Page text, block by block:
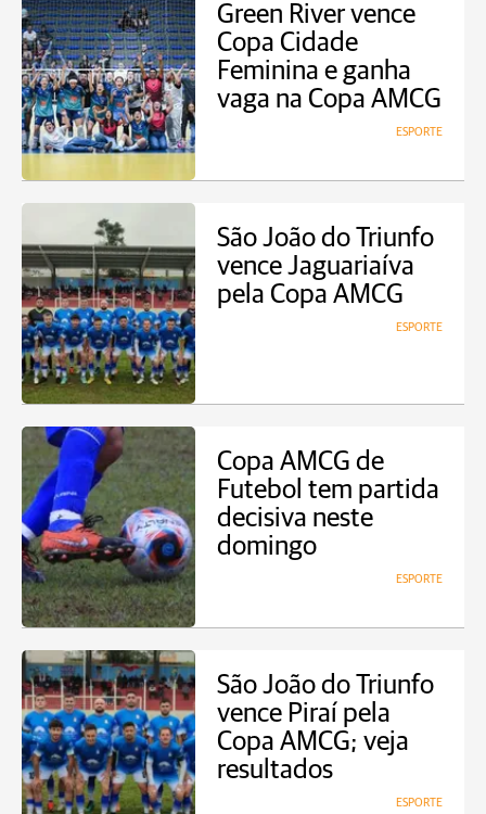
Green River vence
Copa Cidade
Feminina e ganha
vaga na Copa AMCG
ESPORTE
São João do Triunfo
vence Jaguariaíva
pela Copa AMCG
ESPORTE
Copa AMCG de
Futebol tem partida
decisiva neste
domingo
ESPORTE
São João do Triunfo
vence Piraí pela
Copa AMCG; veja
resultados
ESPORTE